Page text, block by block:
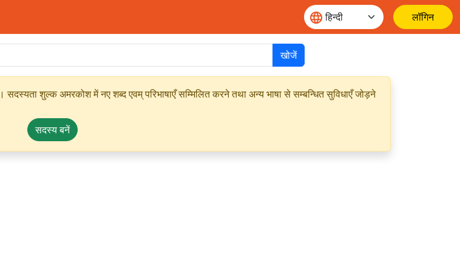
लॉगिन
खोजें
शुल्क अमरकोश में नए शब्द एवम् परिभाषाएँ सम्मिलित करने तथा अन्य भाषा से सम्बन्धित सुविधाएँ जोड़ने
सदस्य बनें